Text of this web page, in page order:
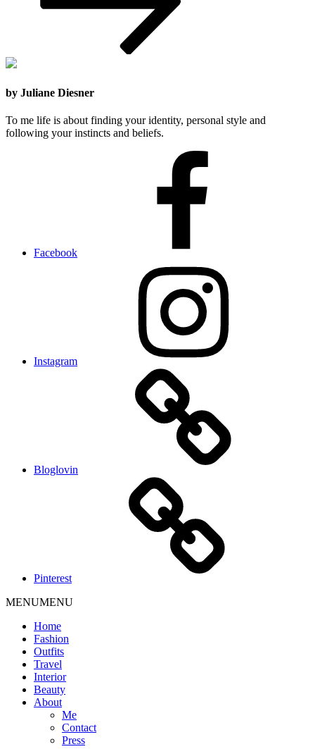
by Juliane Diesner
To me life is about finding your identity, personal style and
following your instincts and beliefs.
Facebook
Instagram
Bloglovin
Pinterest
MENUMENU
Home
Fashion
Outfits
Travel
Interior
Beauty
About
Me
Contact
Press